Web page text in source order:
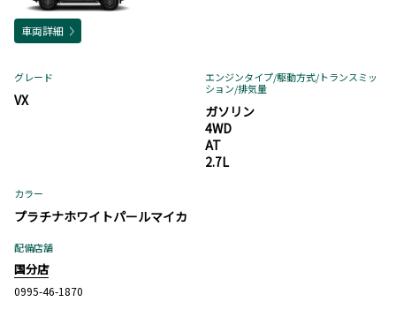
車両詳細
グレード
VX
エンジンタイプ/駆動方式/トランスミッ
ション/排気量
ガソリン
4WD
AT
2.7L
カラー
プラチナホワイトパールマイカ
配備店舗
国分店
0995-46-1870